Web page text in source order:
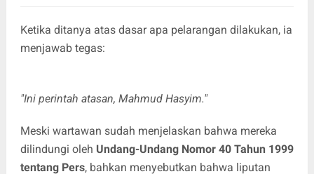
Ketika ditanya atas dasar apa pelarangan dilakukan, ia
menjawab tegas:
"Ini perintah atasan, Mahmud Hasyim."
Meski wartawan sudah menjelaskan bahwa mereka
dilindungi oleh Undang-Undang Nomor 40 Tahun 1999
tentang Pers, bahkan menyebutkan bahwa liputan